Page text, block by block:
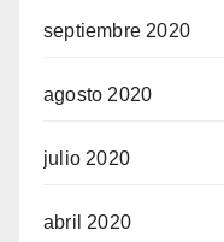
septiembre 2020
agosto 2020
julio 2020
abril 2020